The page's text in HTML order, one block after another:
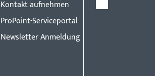
Kontakt aufnehmen
ProPoint-Serviceportal
Newsletter Anmeldung